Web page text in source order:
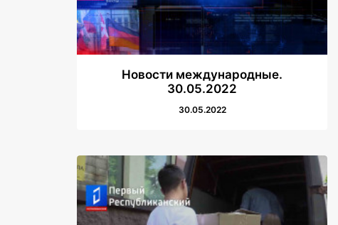
Новости международные.
30.05.2022
30.05.2022